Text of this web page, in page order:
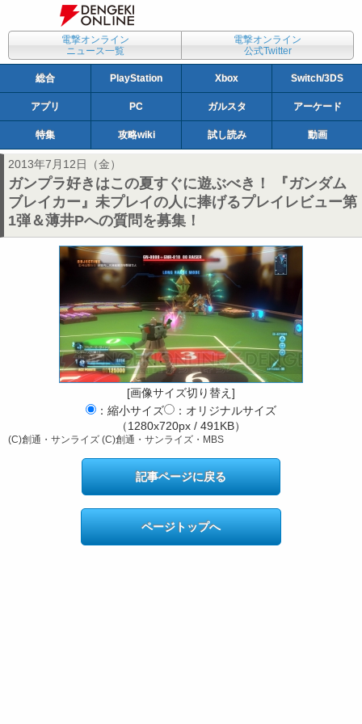
電撃オンライン
ニュース一覧
電撃オンライン
公式Twitter
総合 PlayStation Xbox Switch/3DS
アプリ PC ガルスタ アーケード
特集 攻略wiki 試し読み 動画
2013年7月12日（金）
ガンプラ好きはこの夏すぐに遊ぶべき！ 『ガンダム
ブレイカー』未プレイの人に捧げるプレイレビュー第
1弾＆薄井Pへの質問を募集！
[画像サイズ切り替え]
：縮小サイズ
：オリジナルサイズ
（1280x720px / 491KB）
(C)創通・サンライズ (C)創通・サンライズ・MBS
記事ページに戻る
ページトップへ